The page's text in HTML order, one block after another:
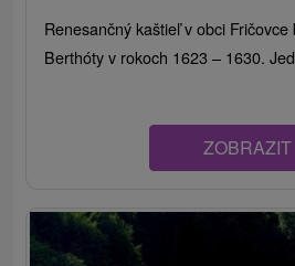
Renesančný kaštieľ v obci
Berthóty v rokoch 1623 – 1630.
ZOBRAZIT